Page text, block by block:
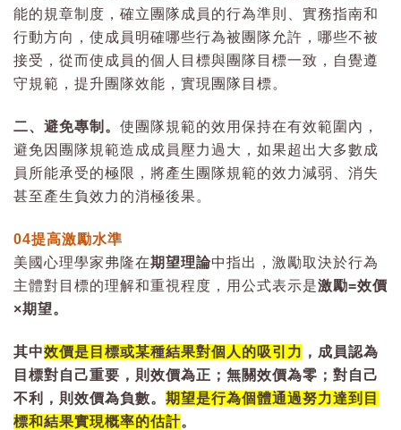
能的規章制度，確立團隊成員的行為準則、實務指南和
行動方向，使成員明確哪些行為被團隊允許，哪些不被
接受，從而使成員的個人目標與團隊目標一致，自覺遵
守規範，提升團隊效能，實現團隊目標。
二、避免專制。 使團隊規範的效用保持在有效範圍內，
避免因團隊規範造成成員壓力過大，如果超出大多數成
員所能承受的極限，將產生團隊規範的效力減弱、消失
甚至產生負效力的消極後果。
04提高激勵水準
美國心理學家弗隆在期望理論中指出，激勵取決於行為
主體對目標的理解和重視程度，用公式表示是激勵=效價
×期望。
其中效價是目標或某種結果對個人的吸引力 ，成員認為
目標對自己重要，則效價為正；無關效價為零；對自己
不利，則效價為負數。 期望是行為個體通過努力達到目
標和結果實現概率的估計。